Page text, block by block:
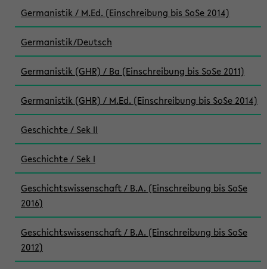
Germanistik / M.Ed. (Einschreibung bis SoSe 2014)
Germanistik/Deutsch
Germanistik (GHR) / Ba (Einschreibung bis SoSe 2011)
Germanistik (GHR) / M.Ed. (Einschreibung bis SoSe 2014)
Geschichte / Sek II
Geschichte / Sek I
Geschichtswissenschaft / B.A. (Einschreibung bis SoSe
2016)
Geschichtswissenschaft / B.A. (Einschreibung bis SoSe
2012)